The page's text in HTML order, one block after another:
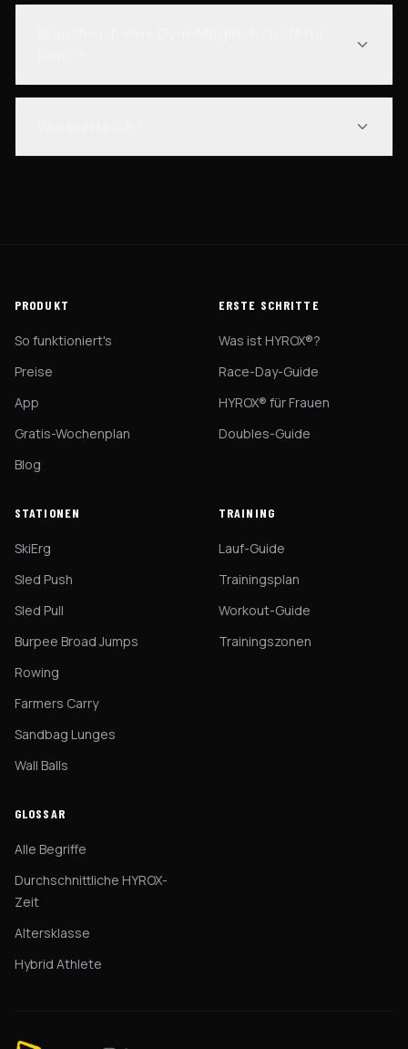
PRODUKT
So funktioniert's
Preise
App
Gratis-Wochenplan
Blog
ERSTE SCHRITTE
Was ist HYROX®?
Race-Day-Guide
HYROX® für Frauen
Doubles-Guide
STATIONEN
SkiErg
Sled Push
Sled Pull
Burpee Broad Jumps
Rowing
Farmers Carry
Sandbag Lunges
Wall Balls
TRAINING
Lauf-Guide
Trainingsplan
Workout-Guide
Trainingszonen
GLOSSAR
Alle Begriffe
Durchschnittliche HYROX-
Zeit
Altersklasse
Hybrid Athlete